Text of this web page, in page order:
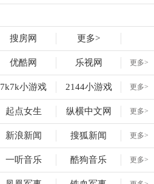
搜房网 更多>
优酷网 乐视网 更多>
7k7k小游戏 2144小游戏 更多>
起点女生 纵横中文网 更多>
新浪新闻 搜狐新闻 更多>
一听音乐 酷狗音乐 更多>